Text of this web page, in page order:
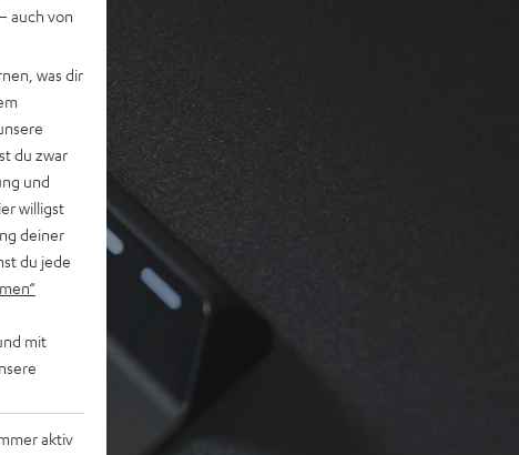
auch von
was dir
du zwar
und
willigst
deiner
du jede
mit
aktiv